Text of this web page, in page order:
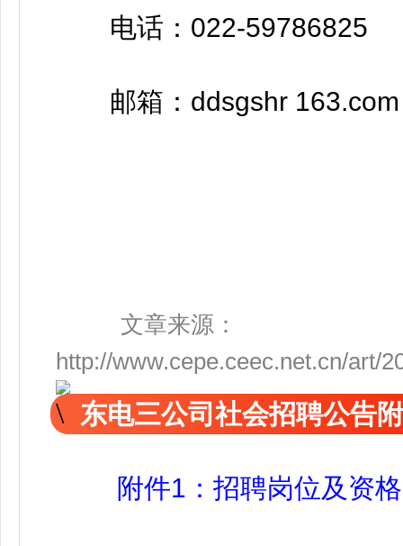
电话：022-59786825
邮箱：ddsgshr 163.com
文章来源：
http://www.cepe.ceec.net.cn/art/
东电三公司社会招聘公告
附件1：招聘岗位及资